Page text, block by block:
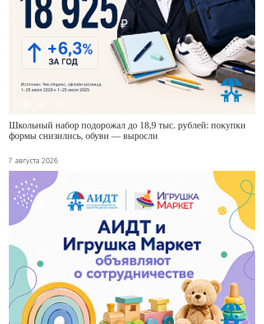
Школьный набор подорожал до 18,9 тыс. рублей: покупки
формы снизились, обуви — выросли
7 августа 2026